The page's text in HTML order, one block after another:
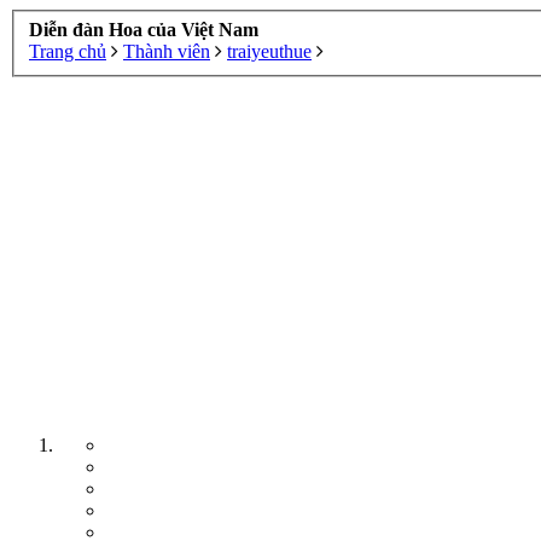
Diễn đàn Hoa của Việt Nam
Trang chủ
Thành viên traiyeuthue